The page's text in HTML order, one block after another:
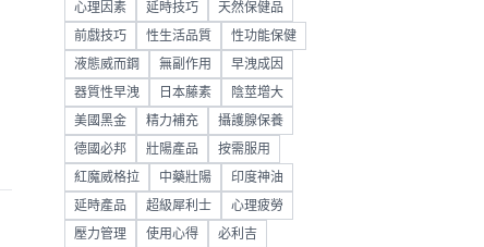
心理因素 延時技巧 天然保健品
前戲技巧 性生活品質 性功能保健
液態威而鋼 無副作用 早洩成因
器質性早洩 日本藤素 陰莖增大
美國黑金 精力補充 攝護腺保養
德國必邦 壯陽產品 按需服用
紅魔威格拉 中藥壯陽 印度神油
延時產品 超級犀利士 心理疲勞
壓力管理 使用心得 必利吉